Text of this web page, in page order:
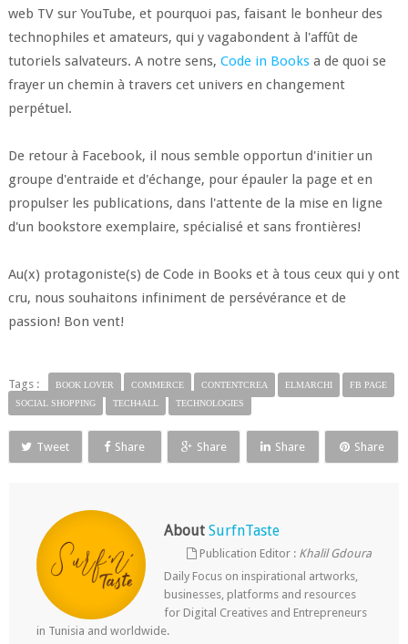
web TV sur YouTube, et pourquoi pas, faisant le bonheur des
technophiles et amateurs, qui y vagabondent à l'affût de
tutoriels salvateurs. A notre sens, Code in Booksa de quoi se
frayer un chemin à travers cet univers en changement
perpétuel.
De retour à Facebook, il nous semble opportun d'initier un
groupe d'entraide et d'échange, pour épauler la page et en
propulser les publications, dans l'attente de la mise en ligne
d'un bookstore exemplaire, spécialisé et sans frontières!
Au(x) protagoniste(s) de Code in Books et à tous ceux qui y ont
cru, nous souhaitons infiniment de persévérance et de
passion! Bon vent!
Tags : BOOK LOVER COMMERCE CONTENTCREA ELMARCHI
FB PAGE
SOCIAL SHOPPING
TECH4ALL TECHNOLOGIES
Tweet Share Share Share Share
About SurfnTaste
Publication Editor : Khalil Gdoura
Daily Focus on inspirational artworks,
businesses, platforms and resources
for Digital Creatives and Entrepreneurs
in Tunisia and worldwide.